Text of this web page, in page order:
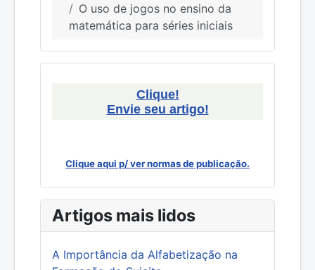
O uso de jogos no ensino da
matemática para séries iniciais
Clique!
Envie seu artigo!
Clique aqui p/ ver normas de publicação.
Artigos mais lidos
A Importância da Alfabetização na